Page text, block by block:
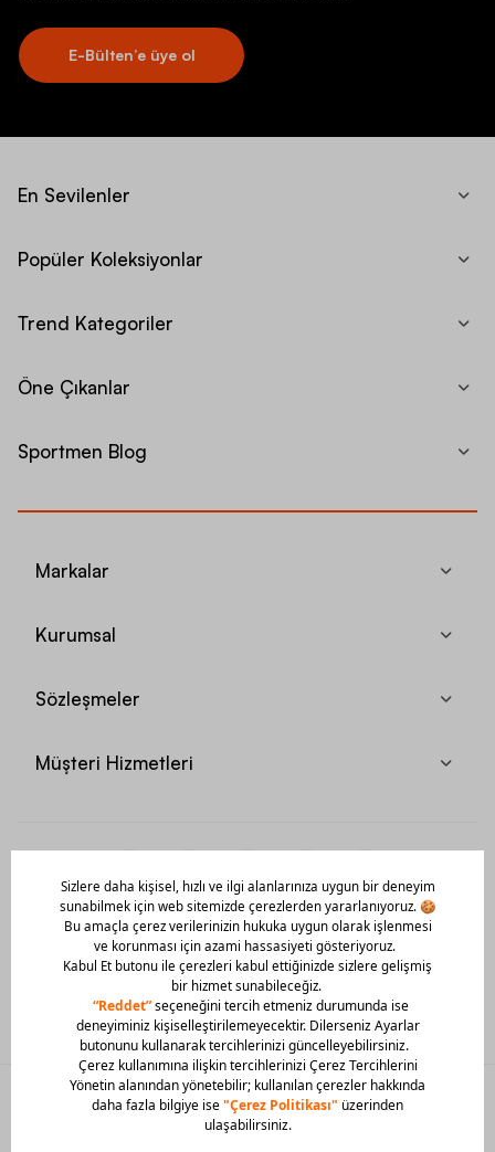
E-Bülten’e üye ol
En Sevilenler
Popüler Koleksiyonlar
Trend Kategoriler
Öne Çıkanlar
Sportmen Blog
Markalar
Kurumsal
Sözleşmeler
Müşteri Hizmetleri
Mobil Uygulamamızı Hemen İndir!